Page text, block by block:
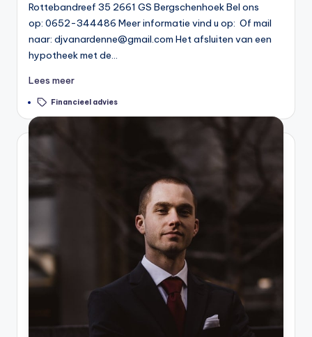
Rottebandreef 35 2661 GS Bergschenhoek Bel ons
op: 0652-344486 Meer informatie vind u op: Of mail
naar: djvanardenne@gmail.com Het afsluiten van een
hypotheek met de…
Lees meer
Tags: Financieel advies